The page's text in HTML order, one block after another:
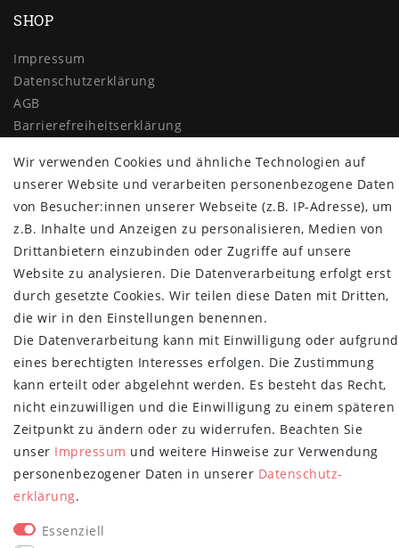
SHOP
Impressum
Daten­schutz­erklärung
AGB
Barrierefreiheitserklärung
MYPOPUPCLUB
Über uns
Retoure
Versand- und Zahlungsbedingungen
NEWSLETTER
E-MAIL **
Newsletter
Honig
Hiermit bestätige ich, dass ich die Daten­schutz­erklärunggelesen habe.
Meine Einwilligung kann ich jederzeit widerrufen.**
Abonnieren
STAY CONNECTED
Wir verwenden Cookies und ähnliche Technologien auf
unserer Website und verarbeiten personenbezogene Daten
von Besucher:innen unserer Webseite (z.B. IP-Adresse), um
z.B. Inhalte und Anzeigen zu personalisieren, Medien von
Drittanbietern einzubinden oder Zugriffe auf unsere
Website zu analysieren. Die Datenverarbeitung erfolgt erst
durch gesetzte Cookies. Wir teilen diese Daten mit Dritten,
die wir in den Einstellungen benennen.
Die Datenverarbeitung kann mit Einwilligung oder aufgrund
eines berechtigten Interesses erfolgen. Die Zustimmung
kann erteilt oder abgelehnt werden. Es besteht das Recht,
nicht einzuwilligen und die Einwilligung zu einem späteren
Zeitpunkt zu ändern oder zu widerrufen. Beachten Sie
unser Impressum und weitere Hinweise zur Verwendung
personenbezogener Daten in unserer Daten­schutz­
erklärung.
Essenziell